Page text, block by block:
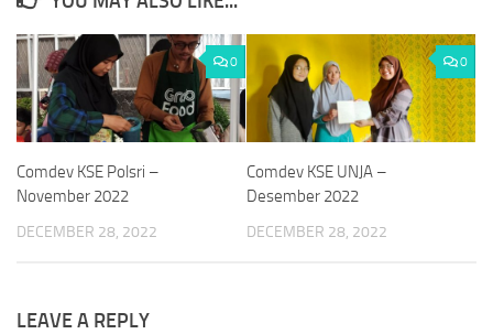
0
Comdev KSE Polsri –
November 2022
DECEMBER 28, 2022
0
Comdev KSE UNJA –
Desember 2022
DECEMBER 28, 2022
LEAVE A REPLY